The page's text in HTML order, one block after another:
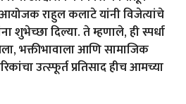
राहुल कलाटे यांनी विजेत्यांचे
शुभेच्छा दिल्या. ते म्हणाले, ही स्पर्धा
भक्तीभावाला आणि सामाजिक
उत्स्फूर्त प्रतिसाद हीच आमच्या